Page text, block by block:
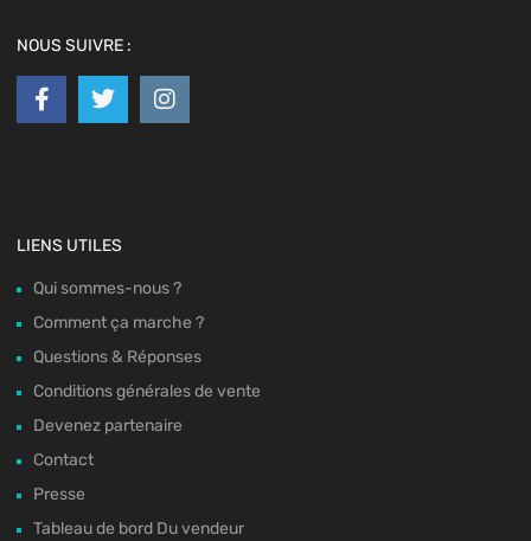
NOUS SUIVRE :
LIENS UTILES
Qui sommes-nous ?
Comment ça marche ?
Questions & Réponses
Conditions générales de vente
Devenez partenaire
Contact
Presse
Tableau de bord Du vendeur